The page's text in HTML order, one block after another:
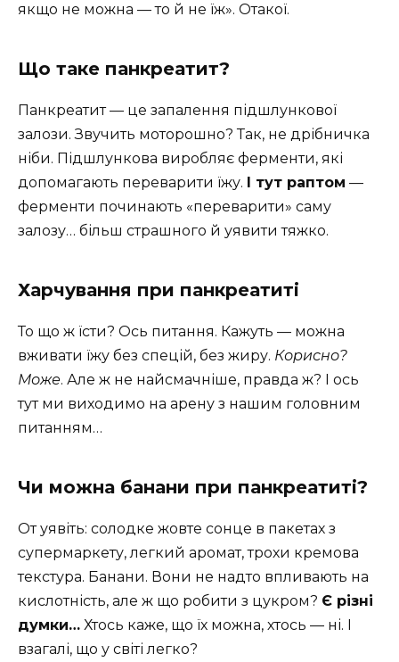
якщо не можна — то й не їж». Отакої.
Що таке панкреатит?
Панкреатит — це запалення підшлункової
залози. Звучить моторошно? Так, не дрібничка
ніби. Підшлункова виробляє ферменти, які
допомагають переварити їжу.
І тут раптом —
ферменти починають «переварити» саму
залозу… більш страшного й уявити тяжко.
Харчування при панкреатиті
То що ж їсти? Ось питання. Кажуть — можна
вживати їжу без спецій, без жиру. Корисно?
Може. Але ж не найсмачніше, правда ж? І ось
тут ми виходимо на арену з нашим головним
питанням…
Чи можна банани при панкреатиті?
От уявіть: солодке жовте сонце в пакетах з
супермаркету, легкий аромат, трохи кремова
текстура. Банани. Вони не надто впливають на
кислотність, але ж що робити з цукром? Є різні
думки… Хтось каже, що їх можна, хтось — ні. І
взагалі, що у світі легко?